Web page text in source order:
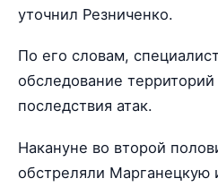
уточнил Резниченко.
По его словам,
обследование
последствия атак.
Накануне во второй
обстреляли Марганецкую